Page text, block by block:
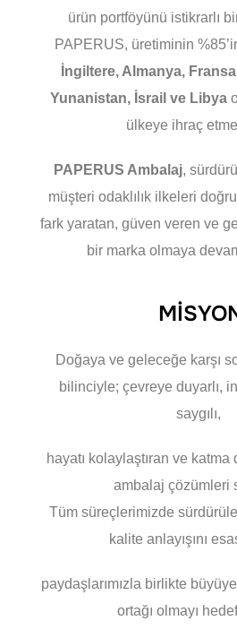
ürün portföyünü istikrarlı
PAPERUS, üretiminin
İngiltere, Almanya,
Yunanistan, İsrail ve Libya
ülkeye ihraç
PAPERUS Ambalaj,
müşteri odaklılık ilkeleri
fark yaratan, güven veren ve
bir marka olmaya
Doğaya ve geleceğe karşı
bilinciyle; çevreye duyarlı,
saygılı,
hayatı kolaylaştıran ve katma
ambalaj çözümleri
Tüm süreçlerimizde
kalite anlayışını
paydaşlarımızla birlikte
ortağı olmayı